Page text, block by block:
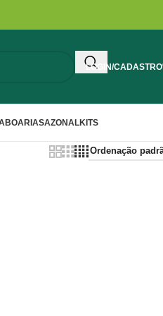
LOGIN/CADASTRO
SAZONALKITS